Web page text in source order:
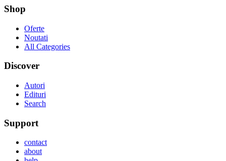
Shop
Oferte
Noutati
All Categories
Discover
Autori
Edituri
Search
Support
contact
about